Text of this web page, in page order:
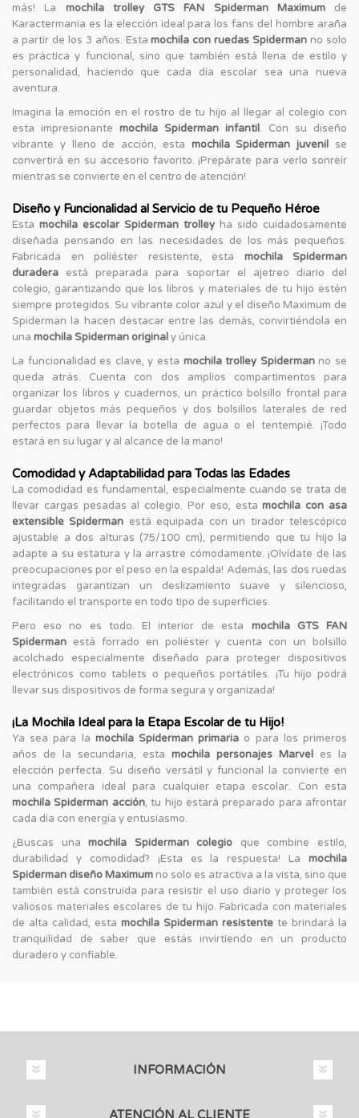
más! La mochila trolley GTS FAN Spiderman Maximumde
Karactermania es la elección ideal para los fans del hombre araña
a partir de los 3 años. Estamochila con ruedas Spiderman no solo
es práctica y funcional, sino que también está llena de estilo y
personalidad, haciendo que cada día escolar sea una nueva
aventura.
Imagina la emoción en el rostro de tu hijo al llegar al colegio con
esta impresionante mochila Spiderman infantil. Con su diseño
vibrante y lleno de acción, esta mochila Spiderman juvenil se
convertirá en su accesorio favorito. ¡Prepárate para verlo sonreír
mientras se convierte en el centro de atención!
Diseño y Funcionalidad al Servicio de tu Pequeño Héroe
Esta mochila escolar Spiderman trolley ha sido cuidadosamente
diseñada pensando en las necesidades de los más pequeños.
Fabricada en poliéster resistente, esta mochila Spiderman
duradera está preparada para soportar el ajetreo diario del
colegio, garantizando que los libros y materiales de tu hijo estén
siempre protegidos. Su vibrante color azul y el diseño Maximum de
Spiderman la hacen destacar entre las demás, convirtiéndola en
una mochila Spiderman originaly única.
La funcionalidad es clave, y esta mochila trolley Spidermanno se
queda atrás. Cuenta con dos amplios compartimentos para
organizar los libros y cuadernos, un práctico bolsillo frontal para
guardar objetos más pequeños y dos bolsillos laterales de red
perfectos para llevar la botella de agua o el tentempié. ¡Todo
estará en su lugar y al alcance de la mano!
Comodidad y Adaptabilidad para Todas las Edades
La comodidad es fundamental, especialmente cuando se trata de
llevar cargas pesadas al colegio. Por eso, estamochila con asa
extensible Spiderman está equipada con un tirador telescópico
ajustable a dos alturas (75/100 cm), permitiendo que tu hijo la
adapte a su estatura y la arrastre cómodamente. ¡Olvídate de las
preocupaciones por el peso en la espalda! Además, las dos ruedas
integradas garantizan un deslizamiento suave y silencioso,
facilitando el transporte en todo tipo de superficies.
Pero eso no es todo. El interior de esta mochila GTS FAN
Spiderman está forrado en poliéster y cuenta con un bolsillo
acolchado especialmente diseñado para proteger dispositivos
electrónicos como tablets o pequeños portátiles. ¡Tu hijo podrá
llevar sus dispositivos de forma segura y organizada!
¡La Mochila Ideal para la Etapa Escolar de tu Hijo!
Ya sea para la mochila Spiderman primaria o para los primeros
años de la secundaria, esta mochila personajes Marvel es la
elección perfecta. Su diseño versátil y funcional la convierte en
una compañera ideal para cualquier etapa escolar. Con esta
mochila Spiderman acción, tu hijo estará preparado para afrontar
cada día con energía y entusiasmo.
¿Buscas unamochila Spiderman colegio que combine estilo,
durabilidad y comodidad? ¡Esta es la respuesta! La mochila
Spiderman diseño Maximum no solo es atractiva a la vista, sino que
también está construida para resistir el uso diario y proteger los
valiosos materiales escolares de tu hijo. Fabricada con materiales
de alta calidad, esta mochila Spiderman resistente te brindará la
tranquilidad de saber que estás invirtiendo en un producto
duradero y confiable.
INFORMACIÓN
ATENCIÓN AL CLIENTE